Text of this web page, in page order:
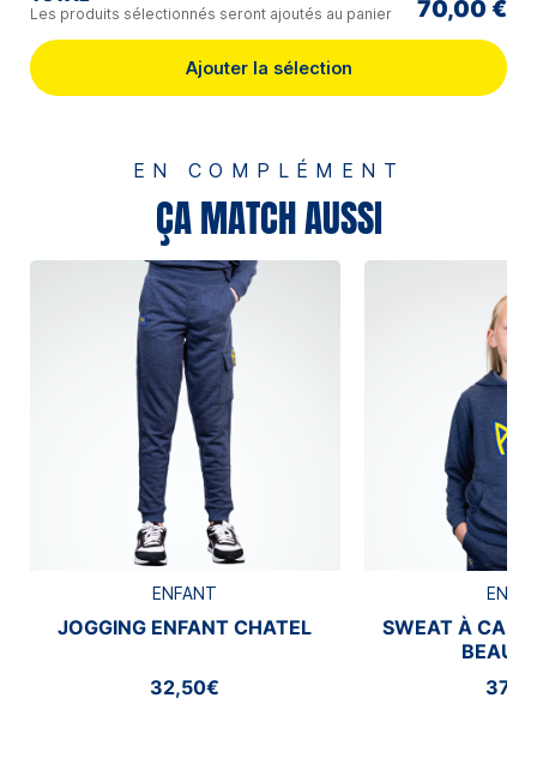
Les produits sélectionnés seront ajoutés au panier 70,00 €
Ajouter la sélection
EN COMPLÉMENT
ÇA MATCH AUSSI
ENFANT
JOGGING ENFANT CHATEL
32,50€
SWEAT À